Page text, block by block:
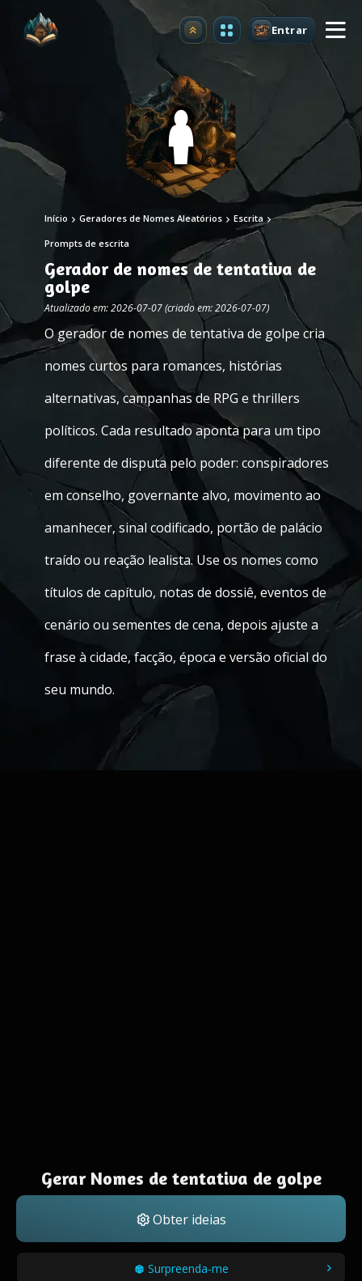
Atualizar Entrar
Início Geradores de Nomes Aleatórios Escrita
Prompts de escrita
Gerador de nomes de tentativa de
golpe
Atualizado em: 2026-07-07 (criado em: 2026-07-07)
O gerador de nomes de tentativa de golpe cria
nomes curtos para romances, histórias
alternativas, campanhas de RPG e thrillers
políticos. Cada resultado aponta para um tipo
diferente de disputa pelo poder: conspiradores
em conselho, governante alvo, movimento ao
amanhecer, sinal codificado, portão de palácio
traído ou reação lealista. Use os nomes como
títulos de capítulo, notas de dossiê, eventos de
cenário ou sementes de cena, depois ajuste a
frase à cidade, facção, época e versão oficial do
seu mundo.
Gerar Nomes de tentativa de golpe
Obter ideias
Surpreenda-me